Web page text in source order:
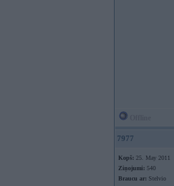
7977
Kopš: 25. May 2011
Ziņojumi: 540
Braucu ar: Stelvio